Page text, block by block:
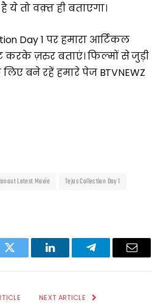
ये तो वक़्त ही बताएगा।
Day 1 पर हमारा आर्टिकल
ज़रुर बताएं। फिल्मों से जुड़ी
बने रहें हमारे पेज BTVNEWZ
Latest Movie
Tejas Collection Day 1
Twitter LinkedInTelegramEmail
NEXT ARTICLE